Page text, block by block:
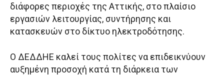
διάφορες περιοχές της Αττικής, στο πλαίσιο
εργασιών λειτουργίας, συντήρησης και
κατασκευών στο δίκτυο ηλεκτροδότησης.
Ο ΔΕΔΔΗΕ καλεί τους πολίτες να επιδεικνύουν
αυξημένη προσοχή κατά τη διάρκεια των